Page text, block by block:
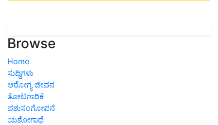
Browse
Home
ಸುದ್ದಿಗಳು
ಆರೋಗ್ಯ ಜೀವನ
ತೋಟಗಾರಿಕೆ
ಪಶುಸಂಗೋಪನೆ
ಯಶೋಗಾಥೆ